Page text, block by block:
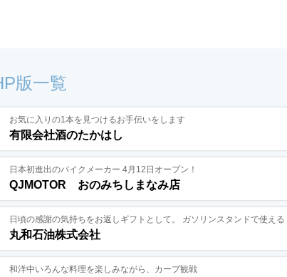
版一覧
お気に入りの1本を見つけるお手伝いをします
有限会社酒のたかはし
日本初進出のバイクメーカー 4月12日オープン！
QJMOTOR おのみちしまなみ店
日頃の感謝の気持ちをお返しギフトとして。 ガソリンスタンドで使え
丸和石油株式会社
和洋中いろんな料理を楽しみながら、カープ観戦